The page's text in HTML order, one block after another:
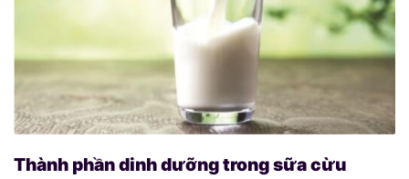
Thành phần dinh dưỡng trong sữa cừu